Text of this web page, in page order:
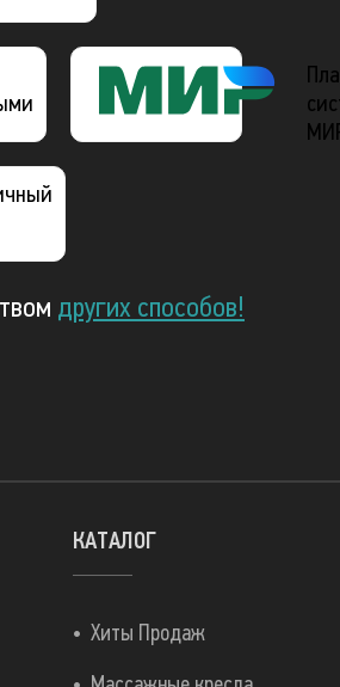
других способов!
КАТАЛОГ
Хиты Продаж